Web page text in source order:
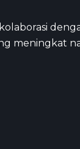
meningkat